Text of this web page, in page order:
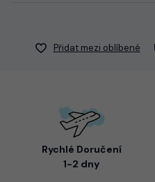
Přidat mezi oblíbené
Rychlé Doručení
1-2 dny